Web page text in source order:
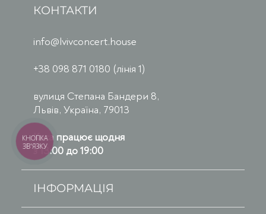
КОНТАКТИ
info@lvivconcert.house
+38 098 871 0180 (лінія 1)
вулиця Степана Бандери 8,
Львів, Україна, 79013
Каса працює щодня
з 13:00 до 19:00
ІНФОРМАЦІЯ
КНОПКА
ЗВ'ЯЗКУ